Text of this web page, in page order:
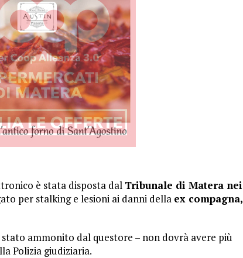
è stata disposta dal Tribunale di Matera nei
per stalking e lesioni ai danni della ex compagna,
stato ammonito dal questore – non dovrà avere più
Polizia giudiziaria.